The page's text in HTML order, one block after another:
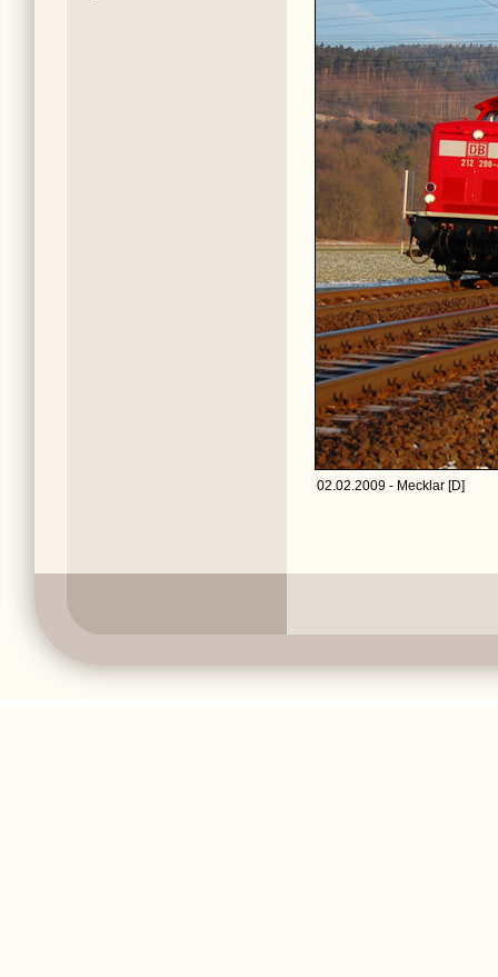
02.02.2009 - Mecklar [D]